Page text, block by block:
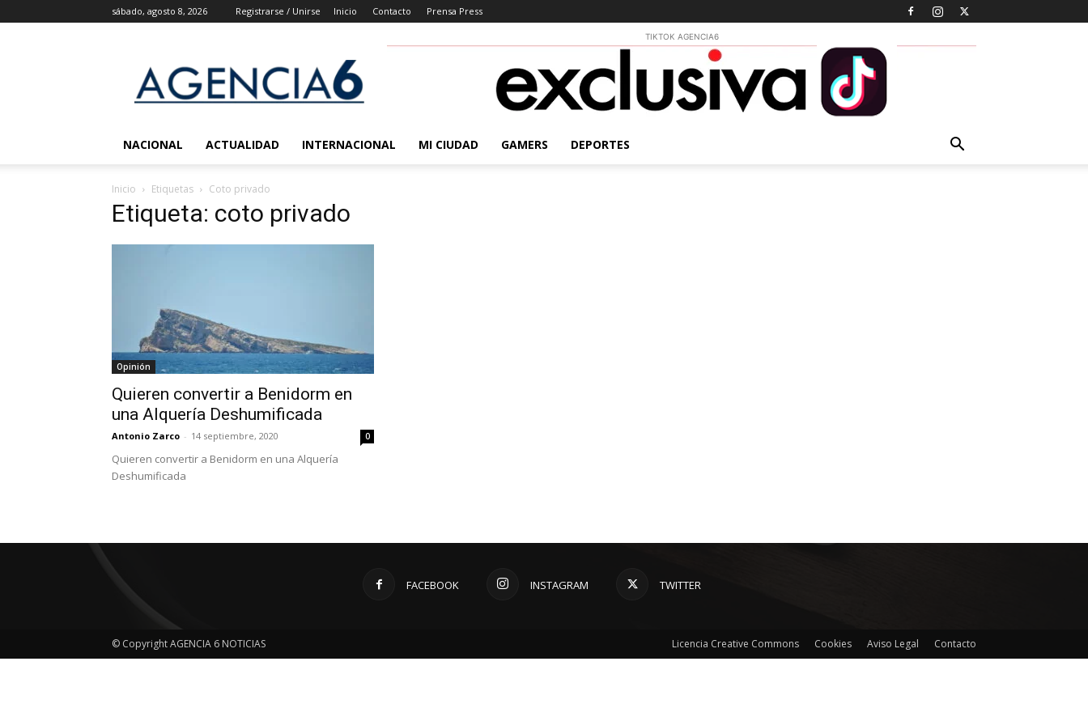
sábado, agosto 8, 2026 Registrarse / Unirse Inicio Contacto Prensa Press
6
Noticias
TIKTOK AGENCIA6
NACIONAL ACTUALIDAD INTERNACIONAL MI CIUDAD GAMERS DEPORTES
Inicio Etiquetas Coto privado
Etiqueta: coto privado
Opinión
Quieren convertir a Benidorm en
una Alquería Deshumificada
Antonio Zarco - 14 septiembre, 2020 0
Quieren convertir a Benidorm en una Alquería
Deshumificada
FACEBOOK INSTAGRAM TWITTER
Licencia Creative Commons Cookies Aviso Legal Contacto
© Copyright AGENCIA 6 NOTICIAS